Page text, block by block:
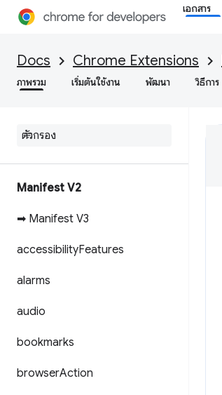
เอกสาร
Docs Chrome Extensions
ภาพรวม เริ่มต้นใช้งาน พัฒนา วิธีการ
Manifest V2
➡ Manifest V3
accessibilityFeatures
alarms
audio
bookmarks
browserAction